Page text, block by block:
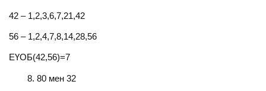
42 – 1,2,3,6,7,21,42
56 – 1,2,4,7,8,14,28,56
ЕҮОБ(42,56)=7
80 мен 32